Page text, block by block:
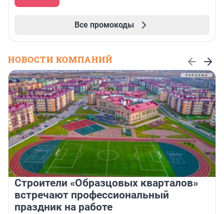
Все промокоды
НОВОСТИ КОМПАНИЙ
Строители «Образцовых кварталов»
встречают профессиональный
праздник на работе